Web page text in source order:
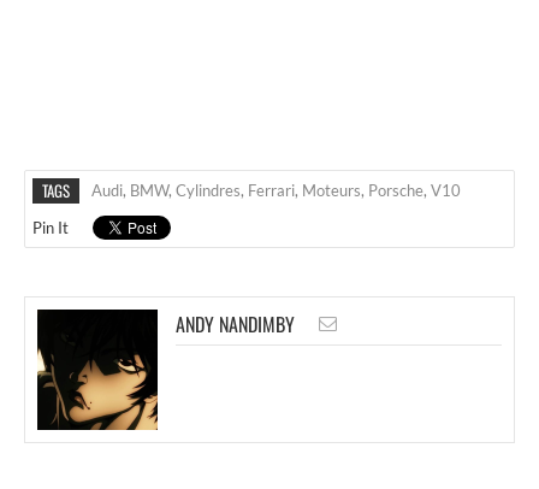
TAGS Audi, BMW, Cylindres, Ferrari, Moteurs, Porsche, V10
Pin It
ANDY NANDIMBY